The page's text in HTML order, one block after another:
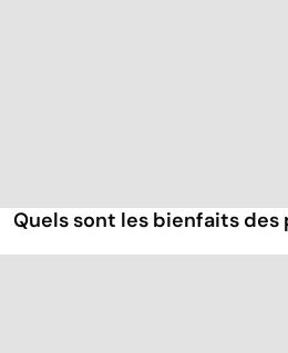
Quels sont les bienfaits des